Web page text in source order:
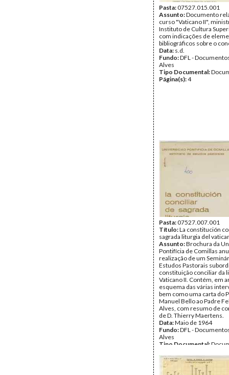
Pasta:07527.015.001
Assunto:Documento
curso "Vaticano II",
Instituto de Cultura
com indicações de
bibliográficos sobre o
Data: s.d.
Fundo:DFL -
Alves
Tipo Documental:
Página(s):4
Pasta:07527.007.001
Título:La constitución
sagrada liturgia del
Assunto:Brochura da
Pontifícia de Comillas
realização de um
Estudos Pastorais
constituição conciliar da
Vaticano II. Contém, em
esquema das várias
bem como uma carta do
Manuel Bello ao Padre
Alves, com resumo de
de D. Thierry Maertens.
Data:Maio de 1964
Fundo:DFL -
Alves
Tipo Documental: